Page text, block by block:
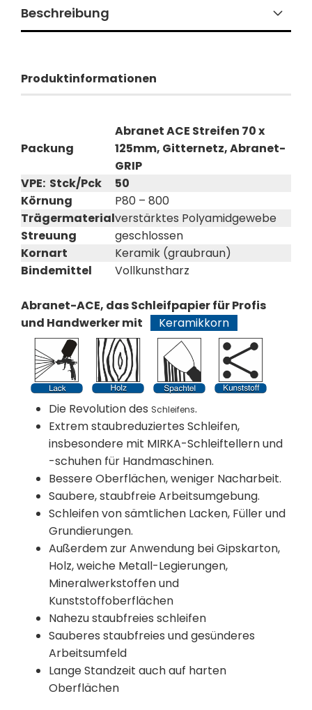
Beschreibung
Produktinformationen
Packung
Abranet ACE Streifen 70 x
125mm, Gitternetz, Abranet-
GRIP
VPE: Stck/Pck
50
Körnung
P80 – 800
Trägermaterialverstärktes Polyamidgewebe
Streuung
geschlossen
Kornart
Keramik (graubraun)
Bindemittel
Vollkunstharz
Abranet-ACE, das Schleifpapier für Profis
und Handwerker mit
Keramikkorn
Die Revolution des Schleifens.
Extrem staubreduziertes Schleifen,
insbesondere mit MIRKA-Schleiftellern und
-schuhen für Handmaschinen.
Bessere Oberflächen, weniger Nacharbeit.
Saubere, staubfreie Arbeitsumgebung.
Schleifen von sämtlichen Lacken, Füller und
Grundierungen.
Außerdem zur Anwendung bei Gipskarton,
Holz, weiche Metall-Legierungen,
Mineralwerkstoffen und
Kunststoffoberflächen
Nahezu staubfreies schleifen
Sauberes staubfreies und gesünderes
Arbeitsumfeld
Lange Standzeit auch auf harten
Oberflächen